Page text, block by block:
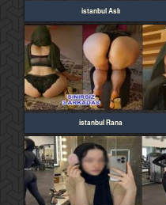
istanbul Aslı
istanbul Rana